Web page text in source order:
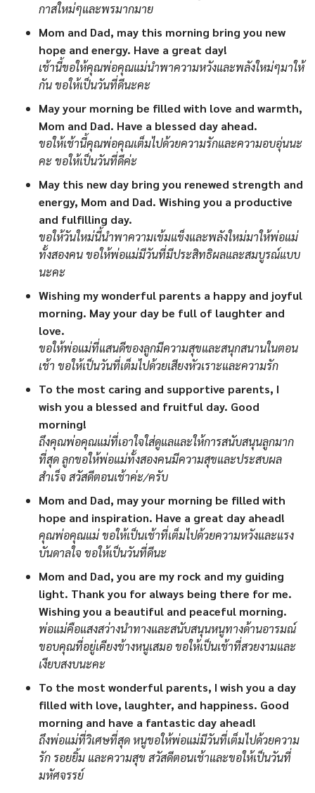
กาสใหม่ๆและพรมากมาย
Mom and Dad, may this morning bring you new
hope and energy. Have a great day!
เช้านี้ขอให้คุณพ่อคุณแม่นำพาความหวังและพลังใหม่ๆมาให้
กัน ขอให้เป็นวันที่ดีนะคะ
May your morning be filled with love and warmth,
Mom and Dad. Have a blessed day ahead.
ขอให้เช้านี้คุณพ่อคุณเต็มไปด้วยความรักและความอบอุ่นนะ
คะ ขอให้เป็นวันที่ดีค่ะ
May this new day bring you renewed strength and
energy, Mom and Dad. Wishing you a productive
and fulfilling day.
ขอให้วันใหม่นี้นำพาความเข้มแข็งและพลังใหม่มาให้พ่อแม่
ทั้งสองคน ขอให้พ่อแม่มีวันที่มีประสิทธิผลและสมบูรณ์แบบ
นะคะ
Wishing my wonderful parents a happy and joyful
morning. May your day be full of laughter and
love.
ขอให้พ่อแม่ที่แสนดีของลูกมีความสุขและสนุกสนานในตอน
เช้า ขอให้เป็นวันที่เต็มไปด้วยเสียงหัวเราะและความรัก
To the most caring and supportive parents, I
wish you a blessed and fruitful day. Good
morning!
ถึงคุณพ่อคุณแม่ที่เอาใจใส่ดูแลและให้การสนับสนุนลูกมาก
ที่สุด ลูกขอให้พ่อแม่ทั้งสองคนมีความสุขและประสบผล
สำเร็จ สวัสดีตอนเช้าค่ะ/ครับ
Mom and Dad, may your morning be filled with
hope and inspiration. Have a great day ahead!
คุณพ่อคุณแม่ ขอให้เป็นเช้าที่เต็มไปด้วยความหวังและแรง
บันดาลใจ ขอให้เป็นวันที่ดีนะ
Mom and Dad, you are my rock and my guiding
light. Thank you for always being there for me.
Wishing you a beautiful and peaceful morning.
พ่อแม่คือแสงสว่างนำทางและสนับสนุนหนูทางด้านอารมณ์
ขอบคุณที่อยู่เคียงข้างหนูเสมอ ขอให้เป็นเช้าที่สวยงามและ
เงียบสงบนะคะ
To the most wonderful parents, I wish you a day
filled with love, laughter, and happiness. Good
morning and have a fantastic day ahead!
ถึงพ่อแม่ที่วิเศษที่สุด หนูขอให้พ่อแม่มีวันที่เต็มไปด้วยความ
รัก รอยยิ้ม และความสุข สวัสดีตอนเช้าและขอให้เป็นวันที่
มหัศจรรย์